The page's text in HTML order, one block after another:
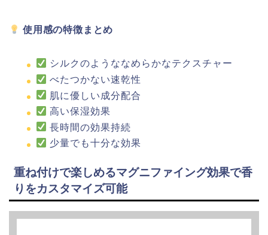
使用感の特徴まとめ
シルクのようななめらかなテクスチャー
べたつかない速乾性
肌に優しい成分配合
高い保湿効果
長時間の効果持続
少量でも十分な効果
重ね付けで楽しめるマグニファイング効果で香
りをカスタマイズ可能